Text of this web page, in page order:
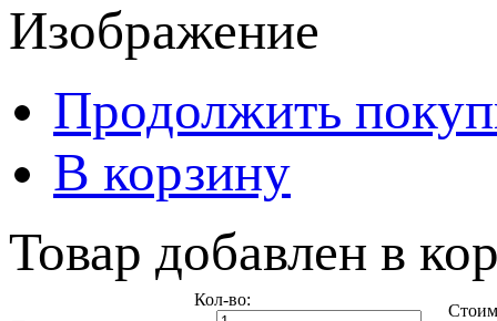
Изображение
Продолжить
В корзину
Товар добавлен в
Кол-во: